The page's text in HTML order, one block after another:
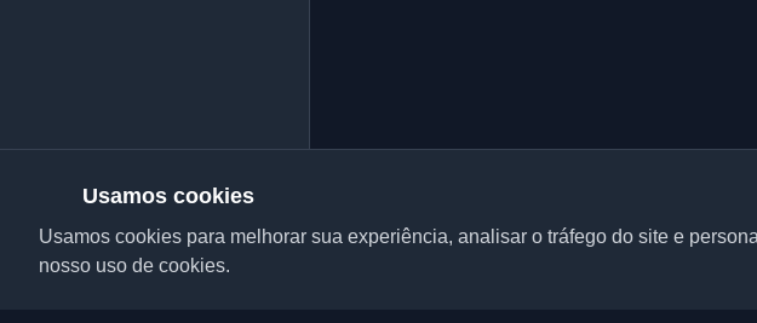
Usamos cookies
Usamos cookies para melhorar sua experiência, analisar o tráfego do site e
nosso uso de cookies.